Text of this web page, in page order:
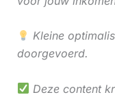
Kleine
doorgevoerd.
Deze content